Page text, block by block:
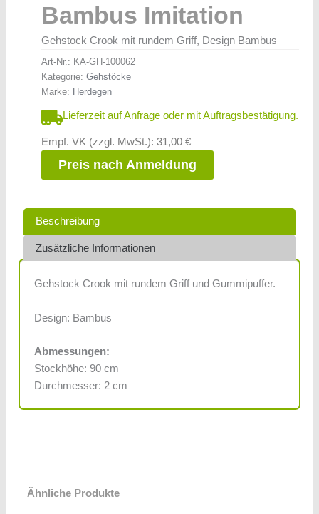
Bambus Imitation
Gehstock Crook mit rundem Griff, Design Bambus
Art-Nr.: KA-GH-100062
Kategorie: Gehstöcke
Marke: Herdegen
Lieferzeit auf Anfrage oder mit Auftragsbestätigung.
Empf. VK (zzgl. MwSt.): 31,00 €
Preis nach Anmeldung
Beschreibung
Zusätzliche Informationen
Gehstock Crook mit rundem Griff und Gummipuffer.
Design: Bambus
Abmessungen:
Stockhöhe: 90 cm
Durchmesser: 2 cm
Ähnliche Produkte